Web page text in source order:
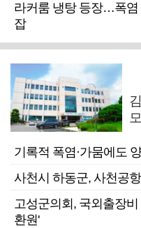
라커룸 냉탕 등장…폭염
잡
기록적 폭염·가뭄에도
사천시 하동군, 사천공
고성군의회, 국외출장비
환원'